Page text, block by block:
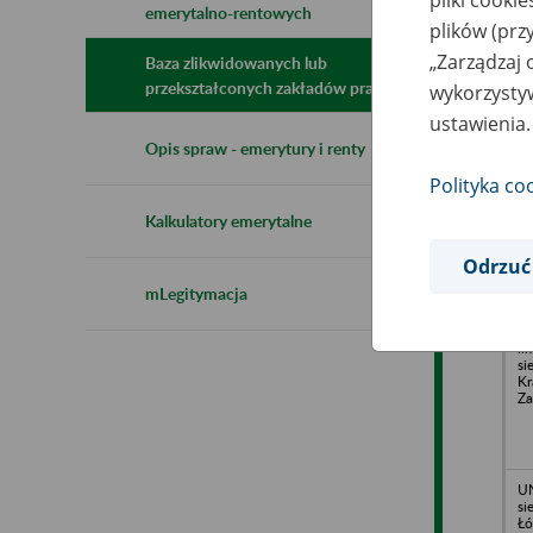
emerytalno-rentowych
Baza zlikwidowanych lub
przekształconych zakładów pracy
Opis spraw - emerytury i renty
Kalkulatory emerytalne
mLegitymacja
plików
„Zarządzaj
Polityka